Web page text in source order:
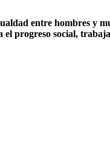
entre hombres y
progreso social,